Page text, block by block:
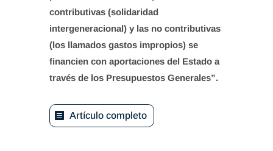
contributivas (solidaridad
intergeneracional) y las no contributivas
(los llamados gastos impropios) se
financien con aportaciones del Estado a
través de los Presupuestos Generales”.
Artículo completo